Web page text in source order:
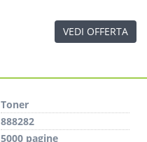
VEDI OFFERTA
Toner
888282
5000 pagine